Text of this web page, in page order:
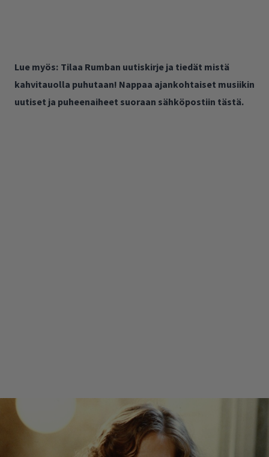
Lue myös: Tilaa Rumban uutiskirje ja tiedät mistä
kahvitauolla puhutaan! Nappaa ajankohtaiset musiikin
uutiset ja puheenaiheet suoraan sähköpostiin tästä.